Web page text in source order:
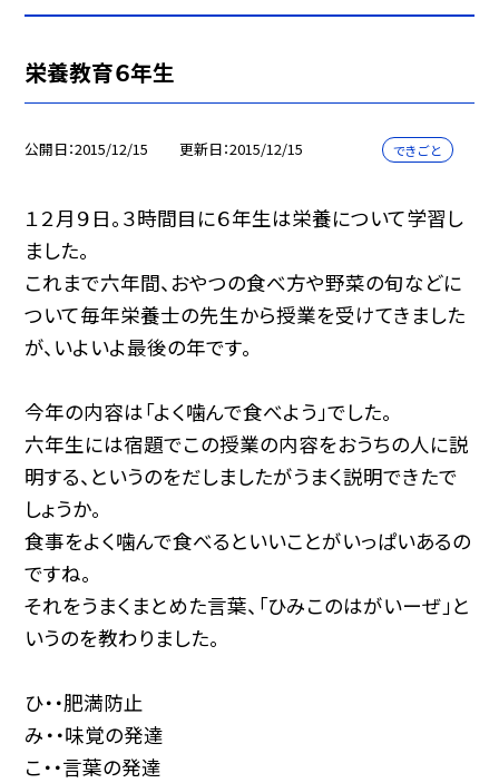
栄養教育６年生
公開日 2015/12/15 更新日 2015/12/15 できごと
１２月９日。３時間目に６年生は栄養について学習し
ました。
これまで六年間、おやつの食べ方や野菜の旬などに
ついて毎年栄養士の先生から授業を受けてきました
が、いよいよ最後の年です。
今年の内容は「よく噛んで食べよう」でした。
六年生には宿題でこの授業の内容をおうちの人に説
明する、というのをだしましたがうまく説明できたで
しょうか。
食事をよく噛んで食べるといいことがいっぱいあるの
ですね。
それをうまくまとめた言葉、「ひみこのはがいーぜ」と
いうのを教わりました。
ひ・・肥満防止
み・・味覚の発達
こ・・言葉の発達